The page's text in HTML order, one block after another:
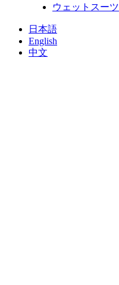
ウェットスーツ
日本語
English
中文